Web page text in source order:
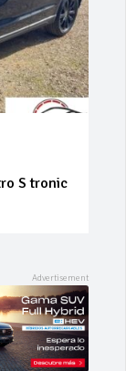
S tronic